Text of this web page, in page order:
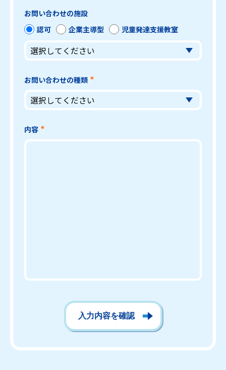
お問い合わせの施設
認可
企業主導型 児童発達支援教室
お問い合わせの種類
内容
入力内容を確認